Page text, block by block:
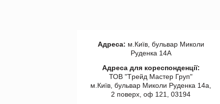
Адреса: м.Київ, бульвар Миколи
Руденка 14А
Адреса для кореспонденції:
ТОВ "Tрейд Мастер Груп"
м.Київ, бульвар Миколи Руденка 14а,
2 поверх, оф 121, 03194